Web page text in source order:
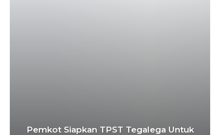
Pemkot Siapkan TPST Tegalega Untuk